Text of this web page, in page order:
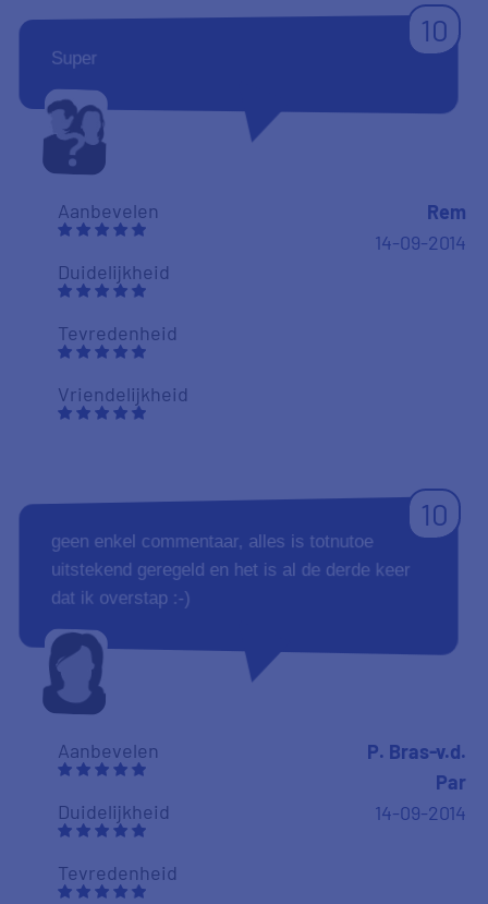
10
Super
Aanbevelen
Duidelijkheid
Tevredenheid
Vriendelijkheid
Rem
14-09-2014
10
geen enkel commentaar, alles is totnutoe
uitstekend geregeld en het is al de derde keer
dat ik overstap :-)
Aanbevelen
Duidelijkheid
Tevredenheid
P. Bras-v.d.
Par
14-09-2014